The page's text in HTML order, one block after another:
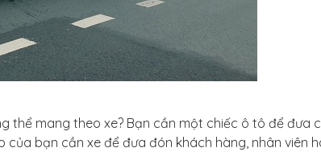
thể mang theo xe? Bạn cần một chiếc ô tô để đưa
của bạn cần xe để đưa đón khách hàng, nhân viên